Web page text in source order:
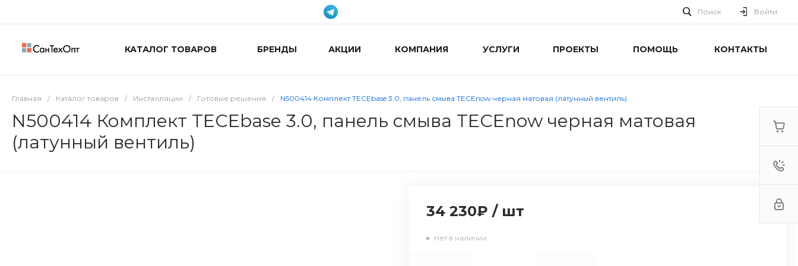
Поиск Войти
КАТАЛОГ ТОВАРОВ БРЕНДЫ АКЦИИ КОМПАНИЯ УСЛУГИ ПРОЕКТЫ ПОМОЩЬ КОНТАКТЫ
Главная / Каталог товаров / Инсталляции / Готовые решения / N500414 Комплект TECEbase 3.0, панель смыва TECEnow черная матовая (латунный вентиль)
N500414 Комплект TECEbase 3.0, панель смыва TECEnow черная матовая
(латунный вентиль)
34 230₽ / шт
Нет в наличии